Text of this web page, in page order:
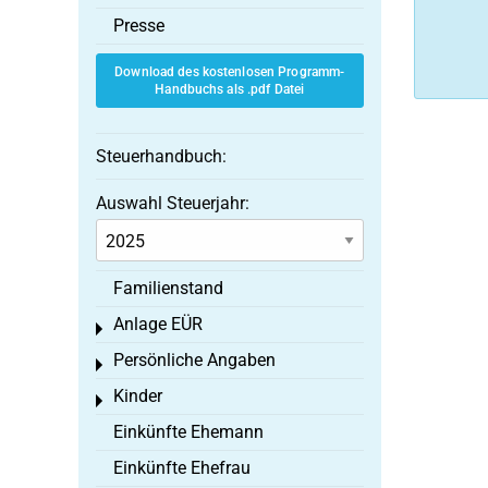
Presse
Download des kostenlosen Programm-
Handbuchs als .pdf Datei
Steuerhandbuch:
Auswahl Steuerjahr:
Familienstand
Anlage EÜR
Toggle menu
Persönliche Angaben
Toggle menu
Kinder
Toggle menu
Einkünfte Ehemann
Einkünfte Ehefrau